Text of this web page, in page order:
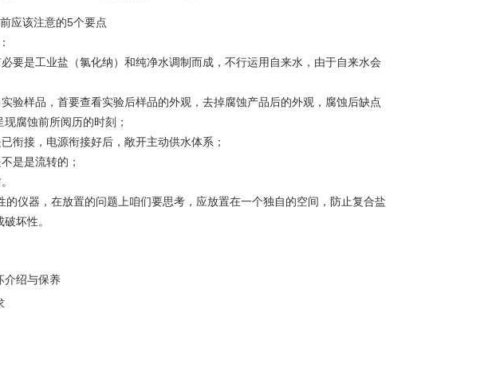
意的5个要点
要是工业盐（氯化纳）和纯净水调制而成，不行运用自来水，由于自来水会
验样品，首要查看实验后样品的外观，去掉腐蚀产品后的外观，腐蚀后缺点
腐蚀前所阅历的时刻；
衔接，电源衔接好后，敞开主动供水体系；
是是流转的；
仪器，在放置的问题上咱们要思考，应放置在一个独自的空间，防止复合盐
坏性。
介绍与保养